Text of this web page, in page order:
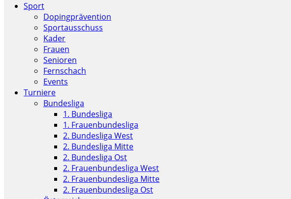
Sport
Dopingprävention
Sportausschuss
Kader
Frauen
Senioren
Fernschach
Events
Turniere
Bundesliga
1. Bundesliga
1. Frauenbundesliga
2. Bundesliga West
2. Bundesliga Mitte
2. Bundesliga Ost
2. Frauenbundesliga West
2. Frauenbundesliga Mitte
2. Frauenbundesliga Ost